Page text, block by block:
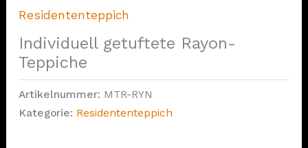
Residententeppich
Individuell getuftete Rayon-
Teppiche
Artikelnummer: MTR-RYN
Kategorie: Residententeppich